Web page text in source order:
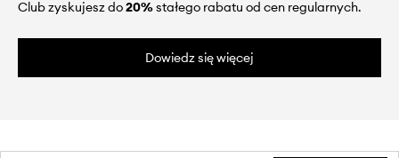
Club zyskujesz do20%stałego rabatu od cen regularnych.
Dowiedz się więcej